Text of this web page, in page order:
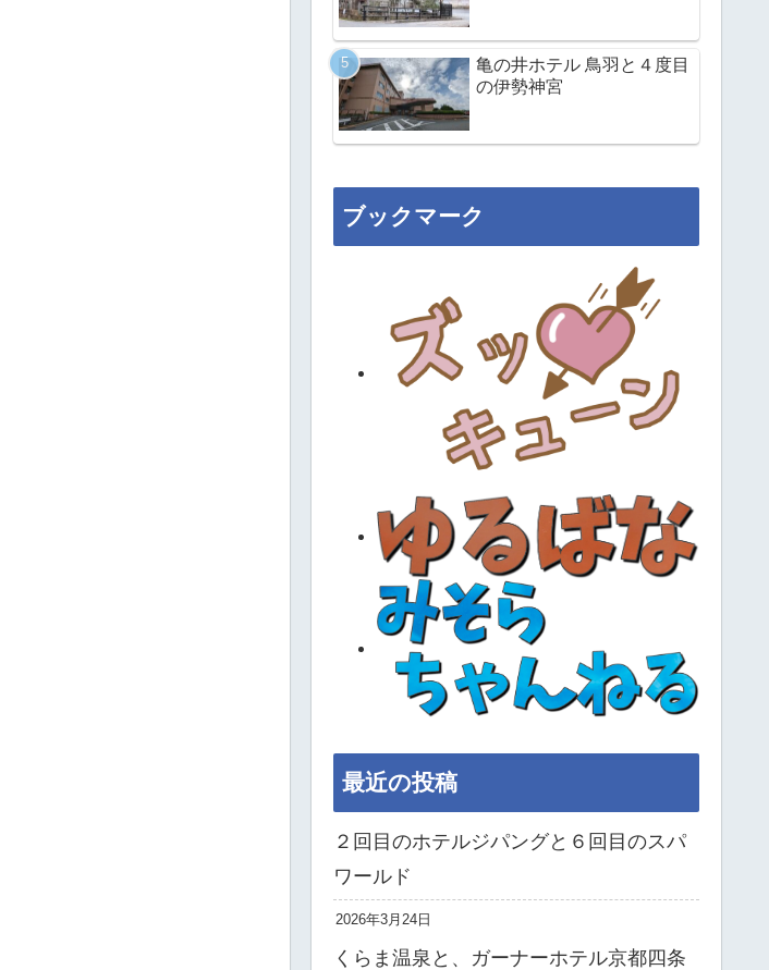
亀の井ホテル 鳥羽と４度目
の伊勢神宮
ブックマーク
最近の投稿
２回目のホテルジパングと６回目のスパ
ワールド
2026年3月24日
くらま温泉と、ガーナーホテル京都四条